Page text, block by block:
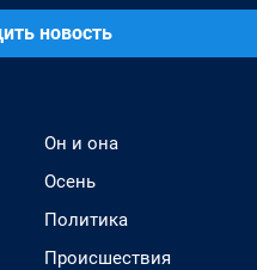
новость
Он и она
Осень
Политика
Происшествия